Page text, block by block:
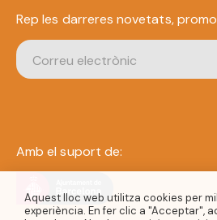
Rep les darreres novetats,
Amb el suport de:
Aquest lloc web utilitza cookies per
experiència. En fer clic a "Acceptar",